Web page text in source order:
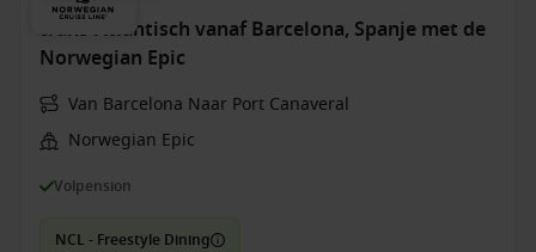
trans-Atlantisch vanaf Barcelona, Spanje met de
Norwegian Epic
Van Barcelona Naar Port Canaveral
Norwegian Epic
Volpension
NCL - Freestyle Dining